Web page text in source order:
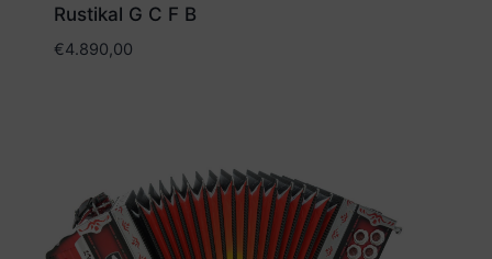
Rustikal G C F B
€4.890,00